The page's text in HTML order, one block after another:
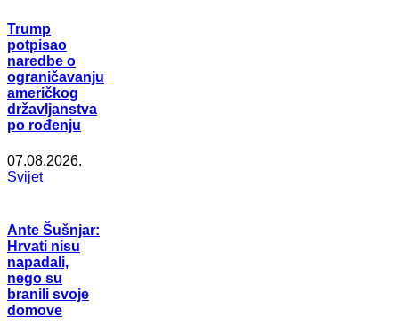
Trump
potpisao
naredbe o
ograničavanju
američkog
državljanstva
po rođenju
07.08.2026.
Svijet
Ante Šušnjar:
Hrvati nisu
napadali,
nego su
branili svoje
domove